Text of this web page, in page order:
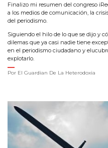
Finalizo mi resumen del congreso
a los medios de comunicación, la
del periodismo.
Siguiendo el hilo de lo que se dijo y
dilemas que ya casi nadie tiene
en el periodismo ciudadano y
explotarlo.
Por El Guardian De La Heterodoxia